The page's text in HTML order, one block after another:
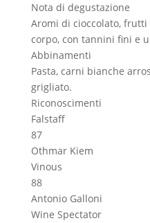
Nota di degustazione
Aromi di cioccolato,
corpo, con tannini fini e
Abbinamenti
Pasta, carni bianche
grigliato.
Riconoscimenti
Falstaff
87
Othmar Kiem
Vinous
88
Antonio Galloni
Wine Spectator